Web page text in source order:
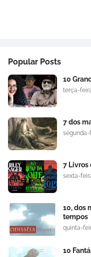
Popular Posts
10
terça-
7 dos
segunda-
7 Livros
sexta-
10, dos
tempos
quinta-
10